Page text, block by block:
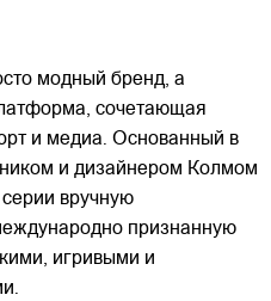
модный бренд, а
сочетающая
и медиа. Основанный в
и дизайнером Колмом
вручную
признанную
игривыми и